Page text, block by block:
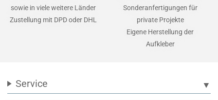
sowie in viele weitere Länder
Zustellung mit DPD oder DHL
Sonderanfertigungen für
private Projekte
Eigene Herstellung der
Aufkleber
Service ▼